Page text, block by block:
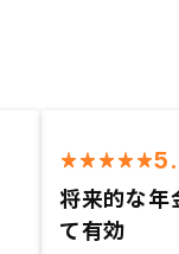
将来的な年
て有効